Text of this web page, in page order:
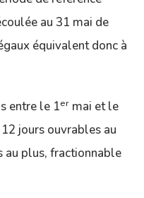
au 31 mai de
équivalent donc à
entre le 1er mai et le
jours ouvrables au
au plus, fractionnable